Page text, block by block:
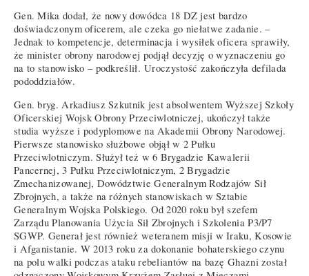
Gen. Mika dodał, że nowy dowódca 18 DZ jest bardzo
doświadczonym oficerem, ale czeka go niełatwe zadanie. –
Jednak to kompetencje, determinacja i wysiłek oficera sprawiły,
że minister obrony narodowej podjął decyzję o wyznaczeniu go
na to stanowisko – podkreślił. Uroczystość zakończyła defilada
pododdziałów.
Gen. bryg. Arkadiusz Szkutnik jest absolwentem Wyższej Szkoły
Oficerskiej Wojsk Obrony Przeciwlotniczej, ukończył także
studia wyższe i podyplomowe na Akademii Obrony Narodowej.
Pierwsze stanowisko służbowe objął w 2 Pułku
Przeciwlotniczym. Służył też w 6 Brygadzie Kawalerii
Pancernej, 3 Pułku Przeciwlotniczym, 2 Brygadzie
Zmechanizowanej, Dowództwie Generalnym Rodzajów Sił
Zbrojnych, a także na różnych stanowiskach w Sztabie
Generalnym Wojska Polskiego. Od 2020 roku był szefem
Zarządu Planowania Użycia Sił Zbrojnych i Szkolenia P3/P7
SGWP. Generał jest również weteranem misji w Iraku, Kosowie
i Afganistanie. W 2013 roku za dokonanie bohaterskiego czynu
na polu walki podczas ataku rebeliantów na bazę Ghazni został